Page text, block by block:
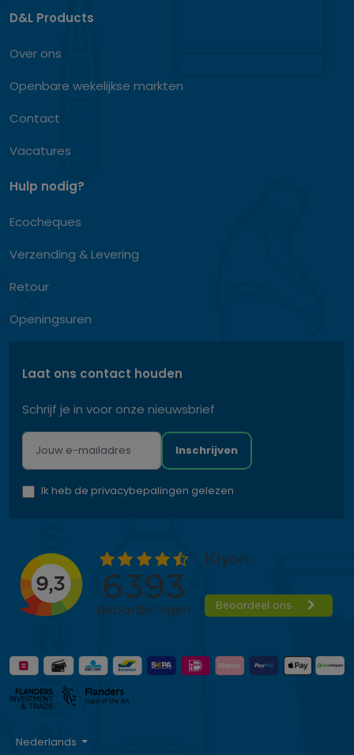
D&L Products
Over ons
Openbare wekelijkse markten
Contact
Vacatures
Hulp nodig?
Ecocheques
Verzending & Levering
Retour
Openingsuren
Laat ons contact houden
Schrijf je in voor onze nieuwsbrief
Inschrijven
Ik heb de privacybepalingen gelezen
Nederlands